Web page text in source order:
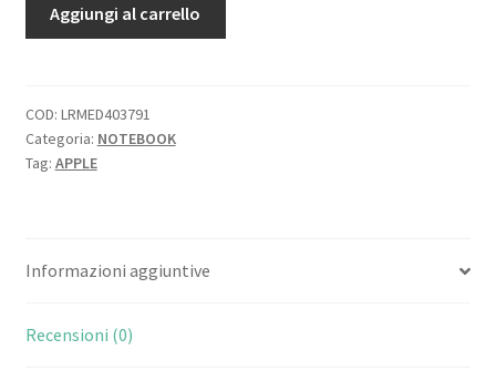
MACBOOK
2020
13.3"
CHIP
CORE
GPU
Aggiungi al carrello
COD: LRMED403791
Categoria: NOTEBOOK
Tag: APPLE
Informazioni aggiuntive
Recensioni (0)